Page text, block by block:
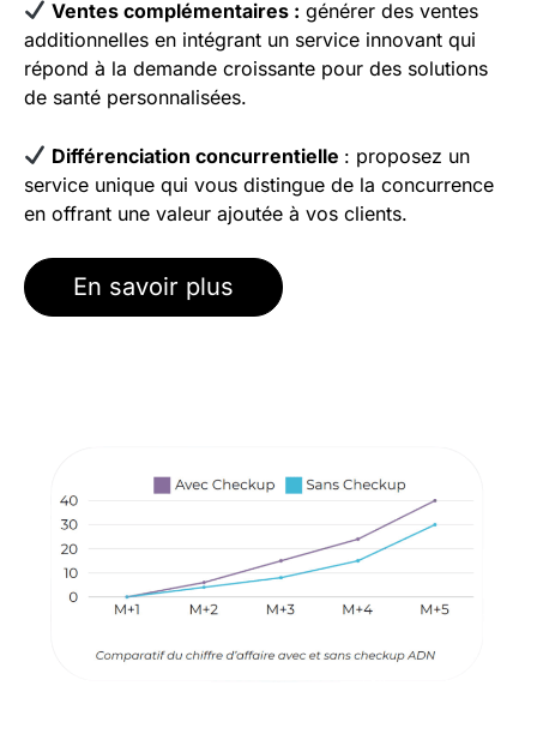
Ventes complémentaires : générer des ventes
additionnelles en intégrant un service innovant qui
répond à la demande croissante pour des solutions
de santé personnalisées.
Différenciation concurrentielle : proposez un
service unique qui vous distingue de la concurrence
en offrant une valeur ajoutée à vos clients.
En savoir plus